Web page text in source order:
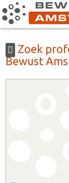
Zoek
Bewust